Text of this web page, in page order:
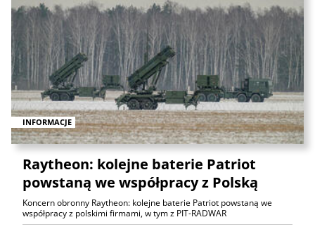
INFORMACJE
Raytheon: kolejne baterie Patriot
powstaną we współpracy z Polską
Koncern obronny Raytheon: kolejne baterie Patriot powstaną we
współpracy z polskimi firmami, w tym z PIT-RADWAR